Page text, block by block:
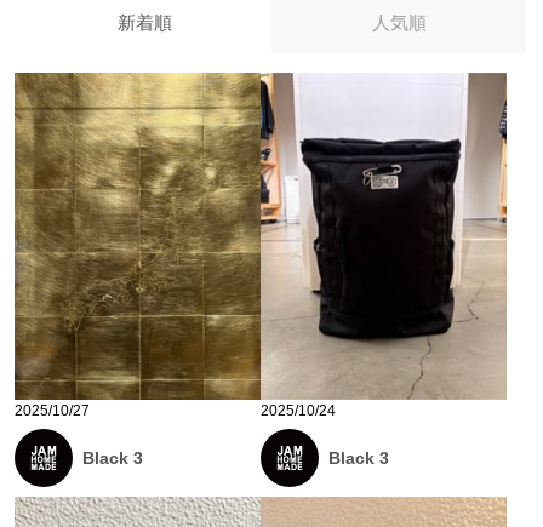
新着順 人気順
2025/10/27
Black 3
2025/10/24
Black 3